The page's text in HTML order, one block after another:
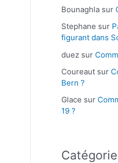
Bounaghla sur
Stephane sur
figurant dans
duez sur
Coureaut sur
Bern ?
Glace sur
19 ?